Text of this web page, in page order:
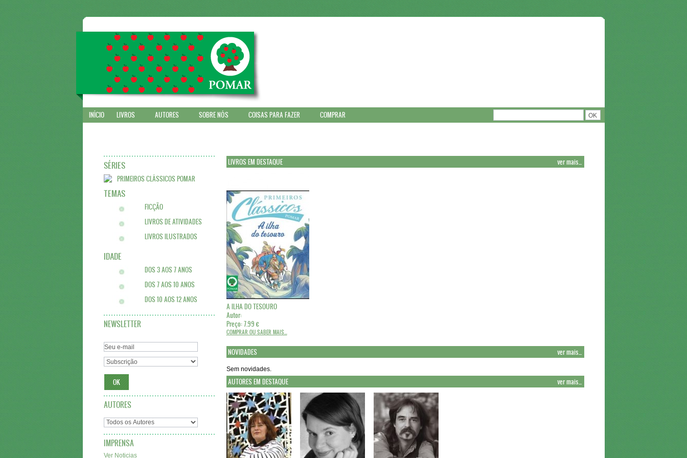
INÍCIO LIVROS AUTORES SOBRE NÓS COISAS PARA FAZER COMPRAR
SÉRIES
PRIMEIROS CLÁSSICOS POMAR
TEMAS
FICÇÃO
LIVROS DE ATIVIDADES
LIVROS ILUSTRADOS
IDADE
DOS 3 AOS 7 ANOS
DOS 7 AOS 10 ANOS
DOS 10 AOS 12 ANOS
NEWSLETTER
AUTORES
IMPRENSA
Ver Noticias
LIVROS EM DESTAQUE ver mais...
A ILHA DO TESOURO
Autor:
Preço: 7.99 €
COMPRAR OU SABER MAIS...
NOVIDADES ver mais...
Sem novidades.
AUTORES EM DESTAQUE ver mais...